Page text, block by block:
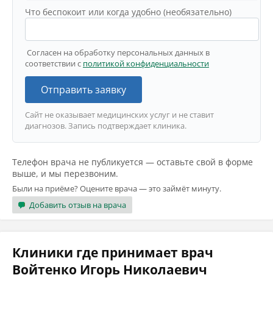
Что беспокоит или когда удобно (необязательно)
Согласен на обработку персональных данных в
соответствии с политикой конфиденциальности
Отправить заявку
Сайт не оказывает медицинских услуг и не ставит
диагнозов. Запись подтверждает клиника.
Телефон врача не публикуется — оставьте свой в форме
выше, и мы перезвоним.
Были на приёме? Оцените врача — это займёт минуту.
Добавить отзыв на врача
Клиники где принимает врач
Войтенко Игорь Николаевич